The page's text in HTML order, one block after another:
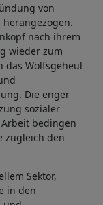
von
nach ihrem
wieder zum
das Wolfsgeheul
Die enger
sozialer
bedingen
zugleich den
Sektor,
in den